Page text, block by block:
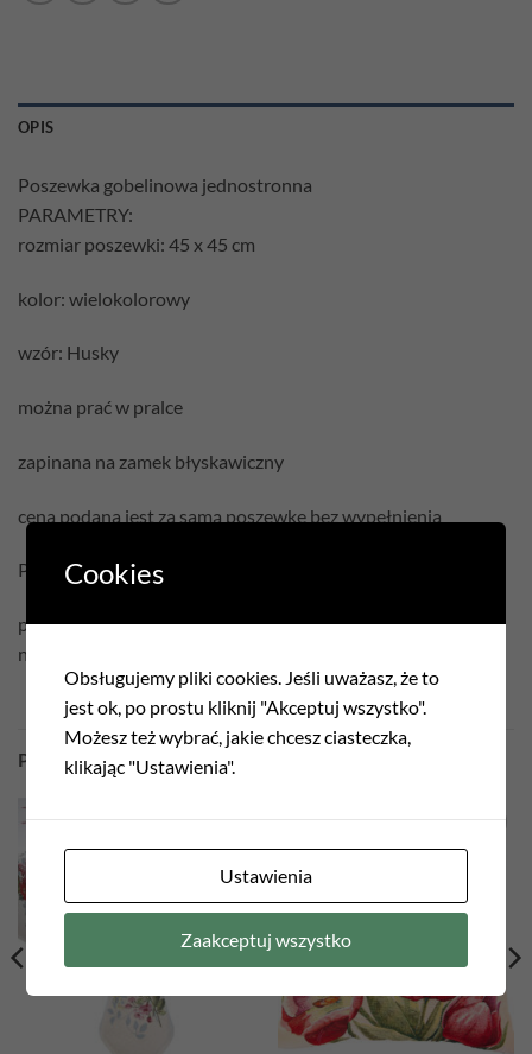
OPIS
Poszewka gobelinowa jednostronna
PARAMETRY:
rozmiar poszewki: 45 x 45 cm
kolor: wielokolorowy
wzór: Husky
można prać w pralce
zapinana na zamek błyskawiczny
cena podana jest za samą poszewkę bez wypełnienia
Pielęgnacja:
prać w temperaturze 30°C
nie czyścić chemicznie
PODOBNE PRODUKTY
wishlist
Add to
Cookies
Obsługujemy pliki cookies. Jeśli uważasz, że to
jest ok, po prostu kliknij "Akceptuj wszystko".
Możesz też wybrać, jakie chcesz ciasteczka,
klikając "Ustawienia".
Ustawienia
Zaakceptuj wszystko